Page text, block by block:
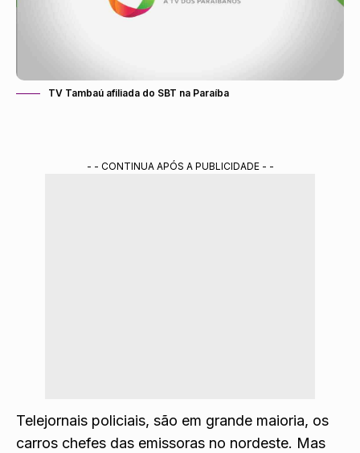
TV Tambaú afiliada do SBT na Paraíba
- - CONTINUA APÓS A PUBLICIDADE - -
Telejornais policiais, são em grande maioria, os
carros chefes das emissoras no nordeste. Mas